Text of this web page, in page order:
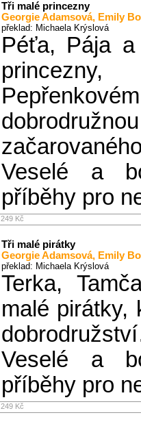
Tři malé princezny
Georgie Adamsová, Emily
překlad: Michaela Krýslová
Péťa, Pája
Veselé a
příběhy pro
249 Kč
Tři malé pirátky
Georgie Adamsová, Emily
překlad: Michaela Krýslová
Terka,
malé pirátky,
Veselé a
příběhy pro
249 Kč